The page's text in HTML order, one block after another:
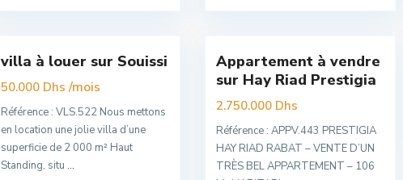
Souissi
Exclusivité
villa à louer sur Souissi
50.000 Dhs/mois
Référence : VLS.522 Nous mettons
en location une jolie villa d’une
superficie de 2 000 m² Haut
Standing, situ ...
Riad,
Exclusivité
Appartement à vendre
sur Hay Riad Prestigia
2.750.000 Dhs
Référence : APPV.443 PRESTIGIA
HAY RIAD RABAT – VENTE D’UN
TRÈS BEL APPARTEMENT – 106